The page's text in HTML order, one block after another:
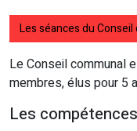
Les séances du
Le Conseil communal
membres, élus pour 5
Les